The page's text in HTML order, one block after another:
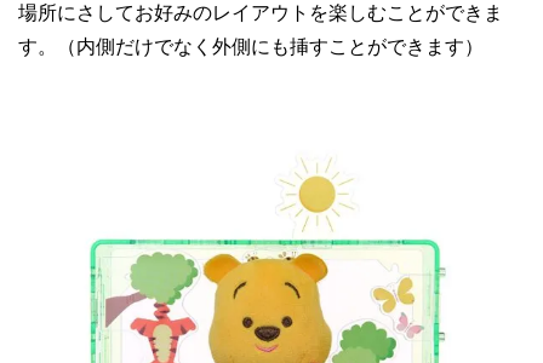
場所にさしてお好みのレイアウトを楽しむことができま
す。（内側だけでなく外側にも挿すことができます）